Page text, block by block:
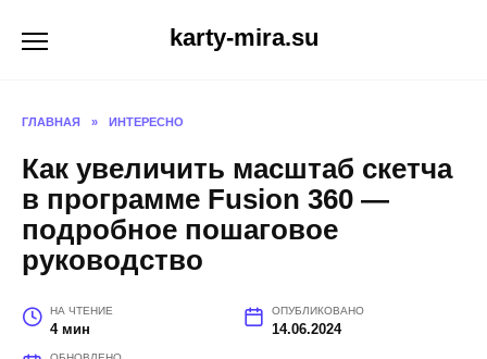
karty-mira.su
ГЛАВНАЯ » ИНТЕРЕСНО
Как увеличить масштаб скетча
в программе Fusion 360 —
подробное пошаговое
руководство
НА ЧТЕНИЕ
4 мин
ОПУБЛИКОВАНО
14.06.2024